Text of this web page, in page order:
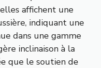
affichent une
indiquant une
dans une gamme
inclinaison à la
que le soutien de